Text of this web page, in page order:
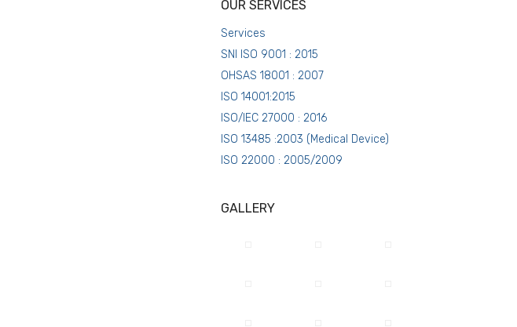
OUR SERVICES
Services
SNI ISO 9001 : 2015
OHSAS 18001 : 2007
ISO 14001:2015
ISO/IEC 27000 : 2016
ISO 13485 :2003 (Medical Device)
ISO 22000 : 2005/2009
GALLERY